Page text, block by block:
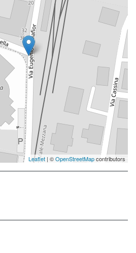
Leaflet | ©OpenStreetMapcontributors